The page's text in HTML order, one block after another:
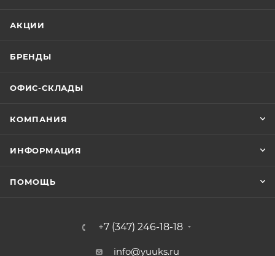
АКЦИИ
БРЕНДЫ
ОФИС-СКЛАДЫ
КОМПАНИЯ
ИНФОРМАЦИЯ
ПОМОЩЬ
+7 (347) 246-18-18
info@yuuks.ru